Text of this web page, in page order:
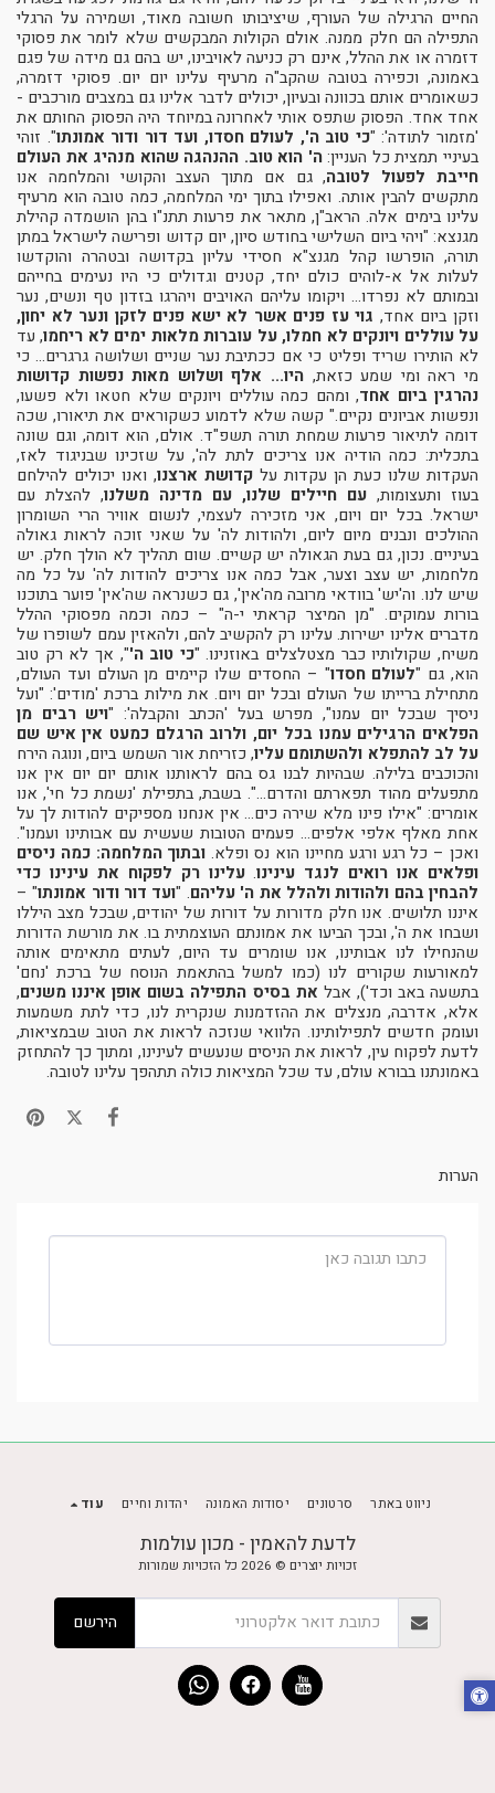
החיים הרגילה של העורף, שיציבותו חשובה מאוד, ושמירה על הרגלי
התפילה הם חלק ממנה. אולם הקולות המבקשים שלא לומר את פסוקי
דזמרה או את ההלל, אינם רק כניעה לאויבינו, יש בהם גם מידה של פגם
באמונה, וכפירה בטובה שהקב"ה מרעיף עלינו יום יום. פסוקי דזמרה,
כשאומרים אותם בכוונה ובעיון, יכולים לדבר אלינו גם במצבים מורכבים -
אחד אחד. הפסוק שתפס אותי לאחרונה במיוחד היה הפסוק החותם את
'מזמור לתודה': "כי טוב ה', לעולם חסדו, ועד דור ודור אמונתו". זוהי
בעיניי תמצית כל העניין:ה' הוא טוב. ההנהגה שהוא מנהיג את העולם
חייבת לפעול לטובה, גם אם מתוך העצב והקושי והמלחמה אנו
מתקשים להבין אותה. ואפילו בתוך ימי המלחמה, כמה טובה הוא מרעיף
עלינו בימים אלה. הראב"ן, מתאר את פרעות תתנ"ו בהן הושמדה קהילת
מגנצא: "ויהי ביום השלישי בחודש סיון, יום קדוש ופרישה לישראל במתן
תורה, הופרשו קהל מגנצ"א חסידי עליון בקדושה ובטהרה והוקדשו
לעלות אל א-לוהים כולם יחד, קטנים וגדולים כי היו נעימים בחייהם
ובמותם לא נפרדו... ויקומו עליהם האויבים ויהרגו בזדון טף ונשים, נער
וזקן ביום אחד, גוי עז פנים אשר לא ישא פנים לזקן ונער לא יחון,
על עוללים ויונקים לא חמלו, על עוברות מלאות ימים לא ריחמו, עד
לא הותירו שריד ופליט כי אם ככתיבת נער שניים ושלושה גרגרים... כי
מי ראה ומי שמע כזאת, היו... אלף ושלוש מאות נפשות קדושות
נהרגין ביום אחד, ומהם כמה עוללים ויונקים שלא חטאו ולא פשעו,
ונפשות אביונים נקיים." קשה שלא לדמוע כשקוראים את תיאורו, שכה
דומה לתיאור פרעות שמחת תורה תשפ"ד. אולם, הוא דומה, וגם שונה
בתכלית: כמה הודיה אנו צריכים לתת לה', על שזכינו שבניגוד לאז,
העקדות שלנו כעת הן עקדות על קדושת ארצנו, ואנו יכולים להילחם
בעוז ותעצומות, עם חיילים שלנו, עם מדינה משלנו, להצלת עם
ישראל. בכל יום ויום, אני מזכירה לעצמי, לנשום אוויר הרי השומרון
ההולכים ונבנים מיום ליום, ולהודות לה' על שאני זוכה לראות גאולה
בעיניים. נכון, גם בעת הגאולה יש קשיים. שום תהליך לא הולך חלק. יש
מלחמות, יש עצב וצער, אבל כמה אנו צריכים להודות לה' על כל מה
שיש לנו. וה'יש' בוודאי מרובה מה'אין', גם כשנראה שה'אין' פוער בתוכנו
בורות עמוקים. "מן המיצר קראתי י-ה" – כמה וכמה מפסוקי ההלל
מדברים אלינו ישירות. עלינו רק להקשיב להם, ולהאזין עמם לשופרו של
משיח, שקולותיו כבר מצטלצלים באוזנינו. "כי טוב ה'", אך לא רק טוב
הוא, גם "לעולם חסדו" – החסדים שלו קיימים מן העולם ועד העולם,
מתחילת ברייתו של העולם ובכל יום ויום. את מילות ברכת 'מודים': "ועל
ניסיך שבכל יום עמנו", מפרש בעל 'הכתב והקבלה': "ויש רבים מן
הפלאים הרגילים עמנו בכל יום, ולרוב הרגלם כמעט אין איש שם
על לב להתפלא ולהשתומם עליו, כזריחת אור השמש ביום, ונוגה הירח
והכוכבים בלילה. שבהיות לבנו גס בהם לראותנו אותם יום יום אין אנו
מתפעלים מהוד תפארתם והדרם...". בשבת, בתפילת 'נשמת כל חי', אנו
אומרים: "אילו פינו מלא שירה כים... אין אנחנו מספיקים להודות לך על
אחת מאלף אלפי אלפים... פעמים הטובות שעשית עם אבותינו ועמנו".
ואכן – כל רגע ורגע מחיינו הוא נס ופלא. ובתוך המלחמה: כמה ניסים
ופלאים אנו רואים לנגד עינינו.עלינו רק לפקוח את עינינו כדי
להבחין בהם ולהודות ולהלל את ה' עליהם. "ועד דור ודור אמונתו" –
איננו תלושים. אנו חלק מדורות על דורות של יהודים, שבכל מצב היללו
ושבחו את ה', ובכך הביעו את אמונתם העוצמתית בו. את מורשת הדורות
שהנחילו לנו אבותינו, אנו שומרים עד היום, לעתים מתאימים אותה
למאורעות שקורים לנו (כמו למשל בהתאמת הנוסח של ברכת 'נחם'
בתשעה באב וכד'), אבל את בסיס התפילה בשום אופן איננו משנים,
אלא, אדרבה, מנצלים את ההזדמנות שנקרית לנו, כדי לתת משמעות
ועומק חדשים לתפילותינו. הלוואי שנזכה לראות את הטוב שבמציאות,
לדעת לפקוח עין, לראות את הניסים שנעשים לעינינו, ומתוך כך להתחזק
באמונתנו בבורא עולם, עד שכל המציאות כולה תתהפך עלינו לטובה.
הערות
לדעת להאמין - מכון עולמות
זכויות יוצרים © 2026 כל הזכויות שמורות
ניווט באתר סרטונים יסודות האמונה יהדות וחיים עוד
הירשם